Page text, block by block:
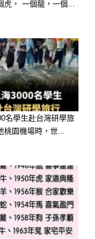
虎， 一個龍，一個...
名學生赴台灣研學旅
桃園機場時，世...